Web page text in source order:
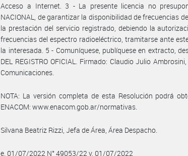
Acceso a Internet. 3 - La presente licencia no
NACIONAL, de garantizar la disponibilidad de frecuencias
la prestación del servicio registrado, debiendo la
frecuencias del espectro radioeléctrico, tramitarse ante
la interesada. 5 - Comuníquese, publíquese en extracto,
DEL REGISTRO OFICIAL. Firmado: Claudio Julio
Comunicaciones.
NOTA: La versión completa de esta Resolución podrá
ENACOM: www.enacom.gob.ar/normativas.
Silvana Beatriz Rizzi, Jefa de Área, Área Despacho.
e. 01/07/2022 N° 49053/22 v. 01/07/2022